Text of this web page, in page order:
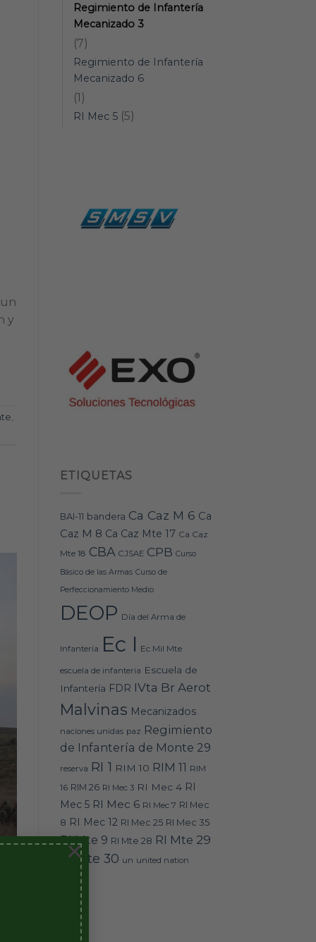
×
y
,
Regimiento de Infantería
Mecanizado 3
(7)
Regimiento de Infantería
Mecanizado 6
(1)
RI Mec 5(5)
ETIQUETAS
BAI-11 bandera Ca Caz M 6 Ca
Caz M 8 Ca Caz Mte 17 Ca Caz
Mte 18 CBA CJSAE CPB Curso
Básico de las Armas Curso de
Perfeccionamiento Medio
DEOP Día del Arma de
Infantería Ec I Ec Mil Mte
escuela de infanteria Escuela de
Infantería FDR IVta Br Aerot
Malvinas Mecanizados
naciones unidas paz Regimiento
de Infantería de Monte 29
reserva RI 1 RIM 10 RIM 11 RIM
16 RIM 26 RI Mec 3 RI Mec 4 RI
Mec 5 RI Mec 6 RI Mec 7 RI Mec
8 RI Mec 12 RI Mec 25 RI Mec 35
RI Mte 9 RI Mte 28 RI Mte 29
RI Mte 30 un united nation